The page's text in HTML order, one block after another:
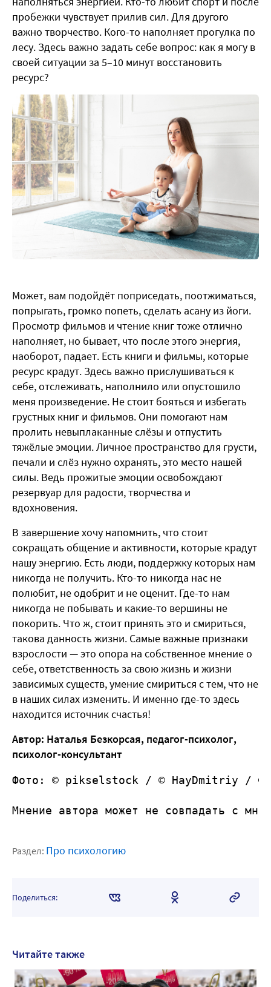
пробежки чувствует прилив сил. Для другого
важно творчество. Кого-то наполняет прогулка по
лесу. Здесь важно задать себе вопрос: как я могу в
своей ситуации за 5–10 минут восстановить
ресурс?
Может, вам подойдёт поприседать, поотжиматься,
попрыгать, громко попеть, сделать асану из йоги.
Просмотр фильмов и чтение книг тоже отлично
наполняет, но бывает, что после этого энергия,
наоборот, падает. Есть книги и фильмы, которые
ресурс крадут. Здесь важно прислушиваться к
себе, отслеживать, наполнило или опустошило
меня произведение. Не стоит бояться и избегать
грустных книг и фильмов. Они помогают нам
пролить невыплаканные слёзы и отпустить
тяжёлые эмоции. Личное пространство для грусти,
печали и слёз нужно охранять, это место нашей
силы. Ведь прожитые эмоции освобождают
резервуар для радости, творчества и
вдохновения.
В завершение хочу напомнить, что стоит
сокращать общение и активности, которые крадут
нашу энергию. Есть люди, поддержку которых нам
никогда не получить. Кто-то никогда нас не
полюбит, не одобрит и не оценит. Где-то нам
никогда не побывать и какие-то вершины не
покорить. Что ж, стоит принять это и смириться,
такова данность жизни. Самые важные признаки
взрослости — это опора на собственное мнение о
себе, ответственность за свою жизнь и жизни
зависимых существ, умение смириться с тем, что не
в наших силах изменить. И именно где-то здесь
находится источник счастья!
Автор: Наталья Безкорсая, педагог-психолог,
психолог-консультант
Фото: © pikselstock / © HayDmitriy / ©
Мнение автора может не совпадать с
Раздел: Про психологию
Поделиться:
Читайте также